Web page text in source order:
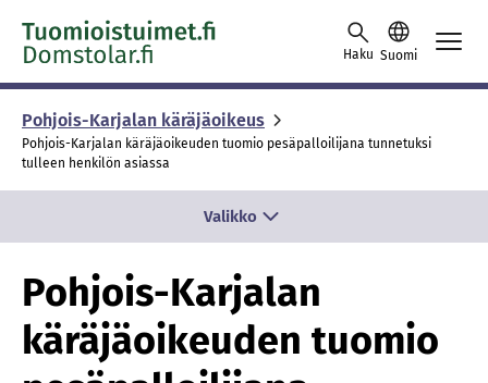
Skip to content -saavutettavuusohje
Haku Suomi
Pohjois-Karjalan käräjäoikeus
Pohjois-Karjalan käräjäoikeuden tuomio pesäpalloilijana tunnetuksi
tulleen henkilön asiassa
Valikko
Pohjois-Karjalan
käräjäoikeuden tuomio